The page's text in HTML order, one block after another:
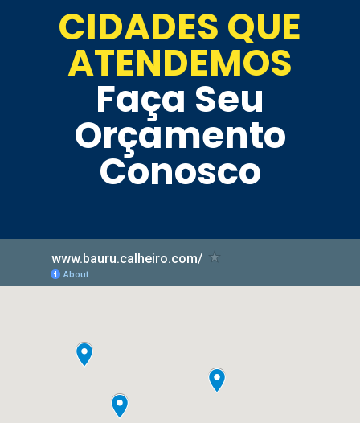
CIDADES QUE
ATENDEMOS
Faça Seu
Orçamento
Conosco